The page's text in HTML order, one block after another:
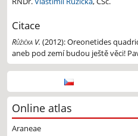
Citace
Růžička V. (2012):Oreonetides
aneb pod zemí budou ještě věci!
Online atlas
Araneae